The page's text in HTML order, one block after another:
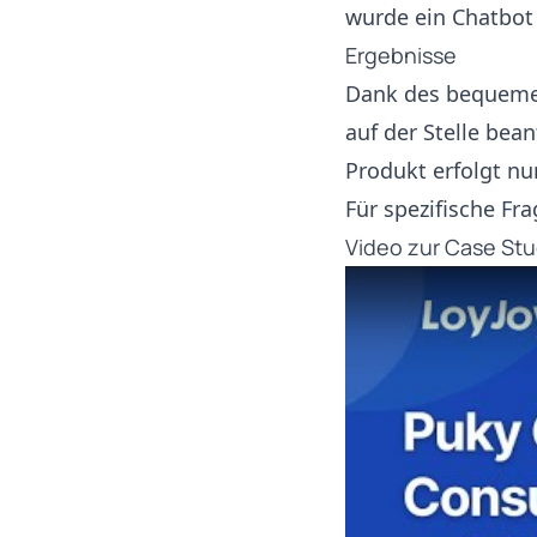
wurde ein
Ergebnisse
Dank des
auf der Stelle
Produkt erfolgt
Für spezifische
Video zur Case
Play